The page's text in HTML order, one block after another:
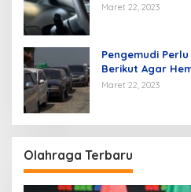
Maret 22, 2023
Pengemudi
Berikut Agar
Maret 22, 2023
Olahraga Terbaru